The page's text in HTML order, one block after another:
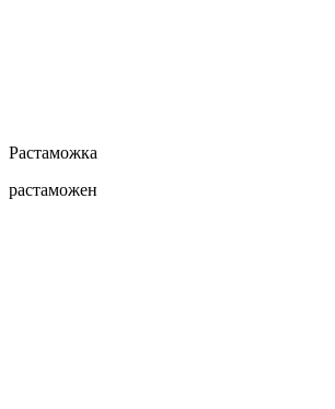
Растаможка
растаможен